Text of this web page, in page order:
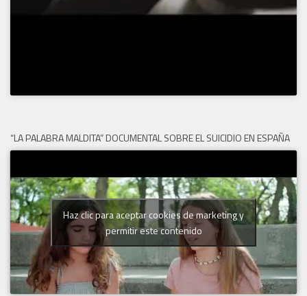
“LA PALABRA MALDITA” DOCUMENTAL SOBRE EL SUICIDIO EN ESPAÑA
Haz clic para aceptar cookies de marketing y
permitir este contenido